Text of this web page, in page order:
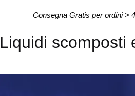
Consegna Gratis per ordini >
Liquidi scomposti